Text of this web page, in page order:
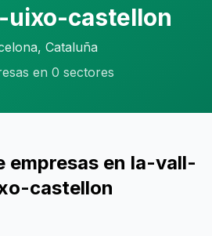
castellon
Cataluña
en 0 sectores
empresas en la-vall-
castellon